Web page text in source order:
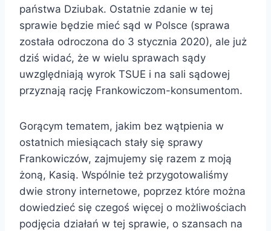
państwa Dziubak. Ostatnie zdanie w tej
sprawie będzie mieć sąd w Polsce (sprawa
została odroczona do 3 stycznia 2020), ale już
dziś widać, że w wielu sprawach sądy
uwzględniają wyrok TSUE i na sali sądowej
przyznają rację Frankowiczom-konsumentom.
Gorącym tematem, jakim bez wątpienia w
ostatnich miesiącach stały się sprawy
Frankowiczów, zajmujemy się razem z moją
żoną, Kasią. Wspólnie też przygotowaliśmy
dwie strony internetowe, poprzez które można
dowiedzieć się czegoś więcej o możliwościach
podjęcia działań w tej sprawie, o szansach na